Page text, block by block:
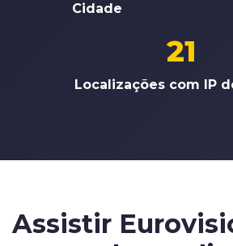
Cidade
Localizações com IP
21
Assistir